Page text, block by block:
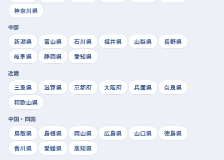
神奈川県
中部
新潟県
富山県 石川県 福井県 山梨県
長野県
岐阜県
静岡県 愛知県
近畿
三重県
滋賀県 京都府 大阪府 兵庫県
奈良県
和歌山県
中国・四国
鳥取県
島根県 岡山県 広島県 山口県
徳島県
香川県
愛媛県 高知県